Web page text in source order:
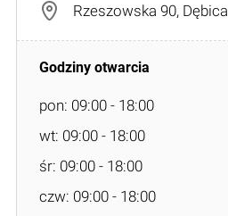
Rzeszowska 90, Dębica
pon: 09:00 - 18:00
wt: 09:00 - 18:00
śr: 09:00 - 18:00
czw: 09:00 - 18:00